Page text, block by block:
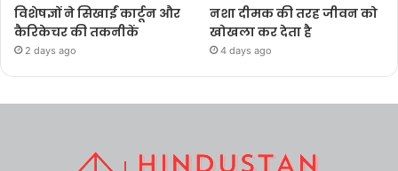
विशेषज्ञों ने सिखाईं कार्टून और
कैरिकेचर की तकनीकें
2 days ago
नशा दीमक की तरह जीवन को
खोखला कर देता है
4 days ago